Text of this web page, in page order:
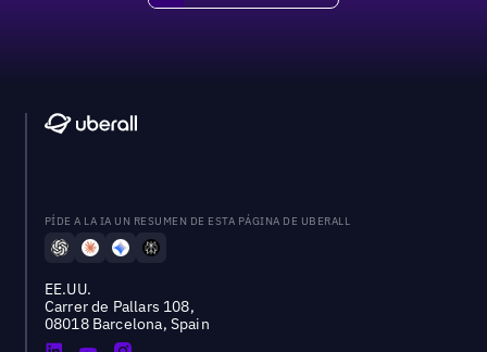
PÍDE A LA IA UN RESUMEN DE ESTA PÁGINA DE UBERALL
EE.UU.
Carrer de Pallars 108,
08018 Barcelona, Spain